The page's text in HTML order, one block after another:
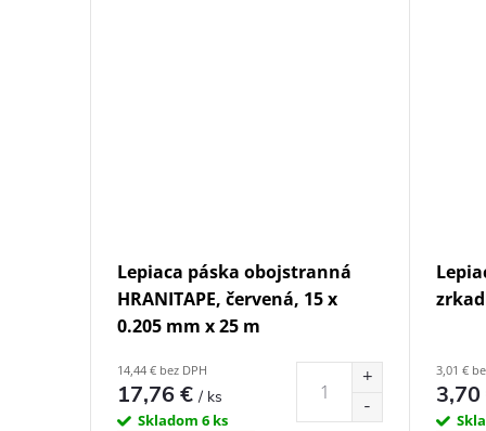
Lepiaca páska obojstranná
HRANITAPE, červená, 15 x
0.205 mm x 25 m
14,44 € bez DPH
17,76 €/ ks
Skladom 6 ks
3,01 €